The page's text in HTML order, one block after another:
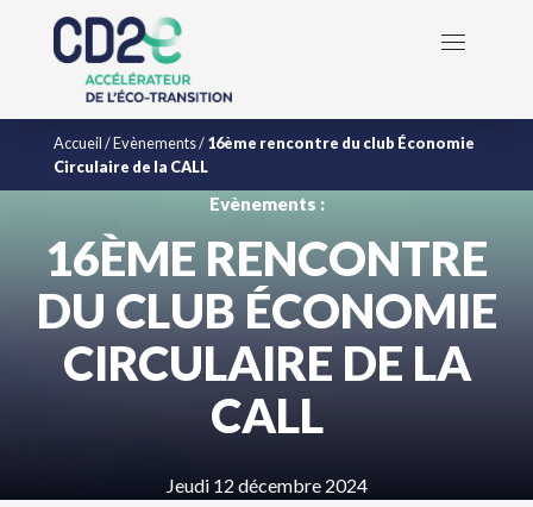
Accueil/Evènements/16ème rencontre du club Économie
Circulaire de la CALL
Evènements :
16ÈME RENCONTRE
DU CLUB ÉCONOMIE
CIRCULAIRE DE LA
CALL
Jeudi 12 décembre 2024